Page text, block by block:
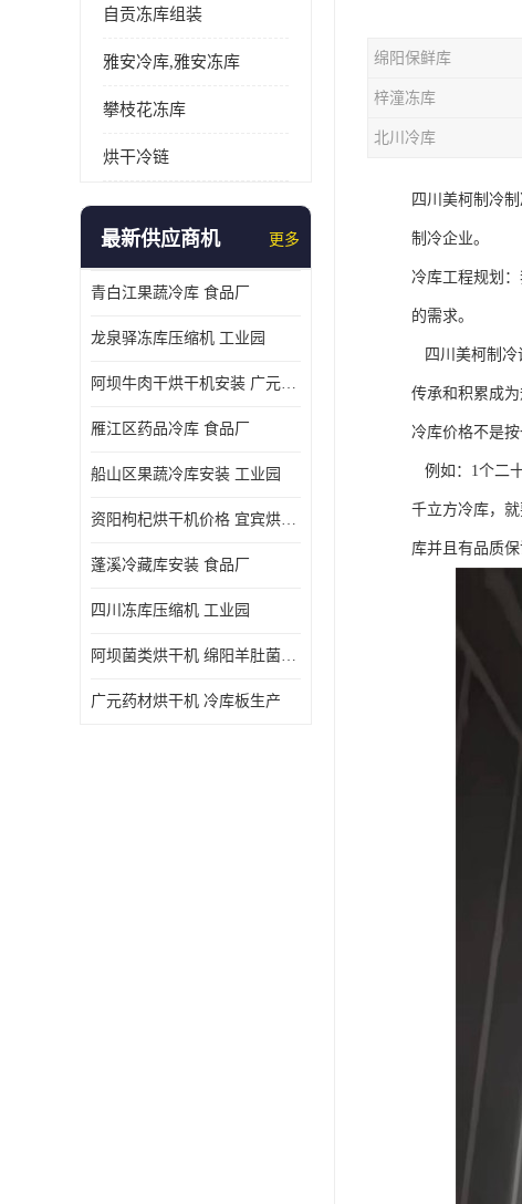
自贡冻库组装
雅安冷库,雅安冻库
攀枝花冻库
烘干冷链
最新供应商机 更多
青白江果蔬冷库 食品厂
龙泉驿冻库压缩机 工业园
阿坝牛肉干烘干机安装 广元牛肉干烘干机 安装造价
雁江区药品冷库 食品厂
船山区果蔬冷库安装 工业园
资阳枸杞烘干机价格 宜宾烘房价格 冷库板生产
蓬溪冷藏库安装 食品厂
四川冻库压缩机 工业园
阿坝菌类烘干机 绵阳羊肚菌烘干机安装 安装造价
广元药材烘干机 冷库板生产
绵阳保鲜库
梓潼冻库
北川冷库
四川美柯制冷
制冷企业。
冷库工程规划
的需求。
四川美柯制冷
传承和积累成
冷库价格不是
例如：1个二
千立方冷库，
库并且有品质